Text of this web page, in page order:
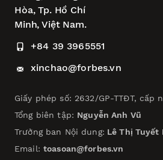
Hòa,Tp. Hồ Chí
Minh, Việt Nam.
+84 39 3965551
xinchao@forbes.vn
Giấy phép số: 2632/GP-TTĐT, cấp
Tổng biên tập: Nguyễn Anh Vũ
Trưởng ban Nội dung: Lê Thị Tuyết
Email: toasoan@forbes.vn